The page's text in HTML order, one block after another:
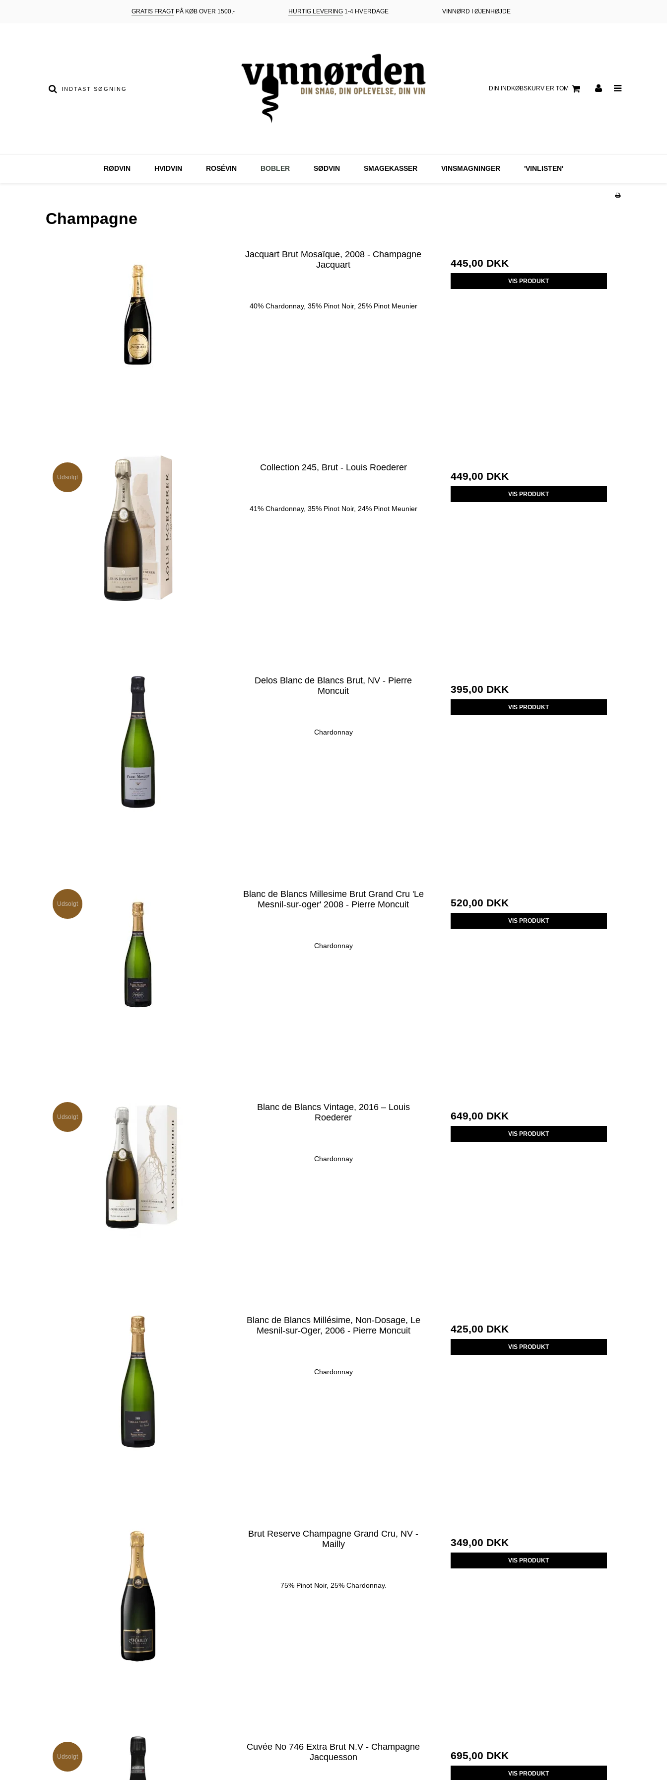
GRATIS FRAGTPÅ KØB OVER 1500,- HURTIG LEVERING1-4 HVERDAGE VINNØRD I ØJENHØJDE
DIN INDKØBSKURV ER TOM
RØDVIN HVIDVIN ROSÉVIN BOBLER SØDVIN SMAGEKASSER VINSMAGNINGER 'VINLISTEN'
Champagne
Jacquart Brut Mosaïque, 2008 - Champagne
Jacquart
40% Chardonnay, 35% Pinot Noir, 25% Pinot Meunier
445,00 DKK
VIS PRODUKT
Udsolgt
Collection 245, Brut - Louis Roederer
41% Chardonnay, 35% Pinot Noir, 24% Pinot Meunier
449,00 DKK
VIS PRODUKT
Delos Blanc de Blancs Brut, NV - Pierre
Moncuit
Chardonnay
395,00 DKK
VIS PRODUKT
Udsolgt
Blanc de Blancs Millesime Brut Grand Cru 'Le
Mesnil-sur-oger' 2008 - Pierre Moncuit
Chardonnay
520,00 DKK
VIS PRODUKT
Udsolgt
Blanc de Blancs Vintage, 2016 – Louis
Roederer
Chardonnay
649,00 DKK
VIS PRODUKT
Blanc de Blancs Millésime, Non-Dosage, Le
Mesnil-sur-Oger, 2006 - Pierre Moncuit
Chardonnay
425,00 DKK
VIS PRODUKT
Brut Reserve Champagne Grand Cru, NV -
Mailly
75% Pinot Noir, 25% Chardonnay.
349,00 DKK
VIS PRODUKT
Udsolgt
Cuvée No 746 Extra Brut N.V - Champagne
Jacquesson
695,00 DKK
VIS PRODUKT